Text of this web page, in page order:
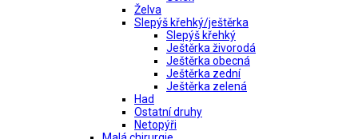
Želva
Slepýš křehký/ještěrka
Slepýš křehký
Ještěrka živorodá
Ještěrka obecná
Ještěrka zední
Ještěrka zelená
Had
Ostatní druhy
Netopýři